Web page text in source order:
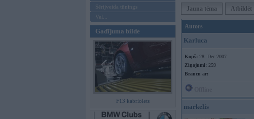
Sērijveida tūnings
Vel...
Gadījuma bilde
F13 kabriolets
Jauna tēma Atbildēt
Autors
Karluca
Kopš: 28. Dec 2007
Ziņojumi: 259
Braucu ar:
markelis